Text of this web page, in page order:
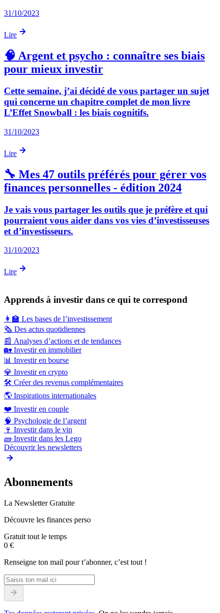
31/10/2023
Lire
🧠 Argent et psycho : connaître ses biais
pour mieux investir
Cette semaine, j’ai décidé de vous partager un sujet
qui concerne un chapitre complet de mon livre
L’Effet Snowball : les biais cognitifs.
31/10/2023
Lire
🔧 Mes 47 outils préférés pour gérer vos
finances personnelles - édition 2024
Je vais vous partager les outils que je préfère et qui
pourraient vous aider dans vos vies d’investisseuses
et d’investisseurs.
31/10/2023
Lire
Apprends à investir dans ce qui te correspond
👩‍🏫 Les bases de l’investissement
🗞️ Des actus quotidiennes
📰 Analyses d’actions et de tendances
🏡 Investir en immobilier
📊 Investir en bourse
💎 Investir en crypto
🛠️ Créer des revenus complémentaires
🌎 Inspirations internationales
❤️ Investir en couple
🧠 Psychologie de l’argent
🍷 Investir dans le vin
🧱 Investir dans les Lego
Découvrir les newsletters
Abonnements
La Newsletter Gratuite
Découvre les finances perso
Gratuit tout le temps
0 €
Renseigne ton mail pour t’abonner, c’est tout !